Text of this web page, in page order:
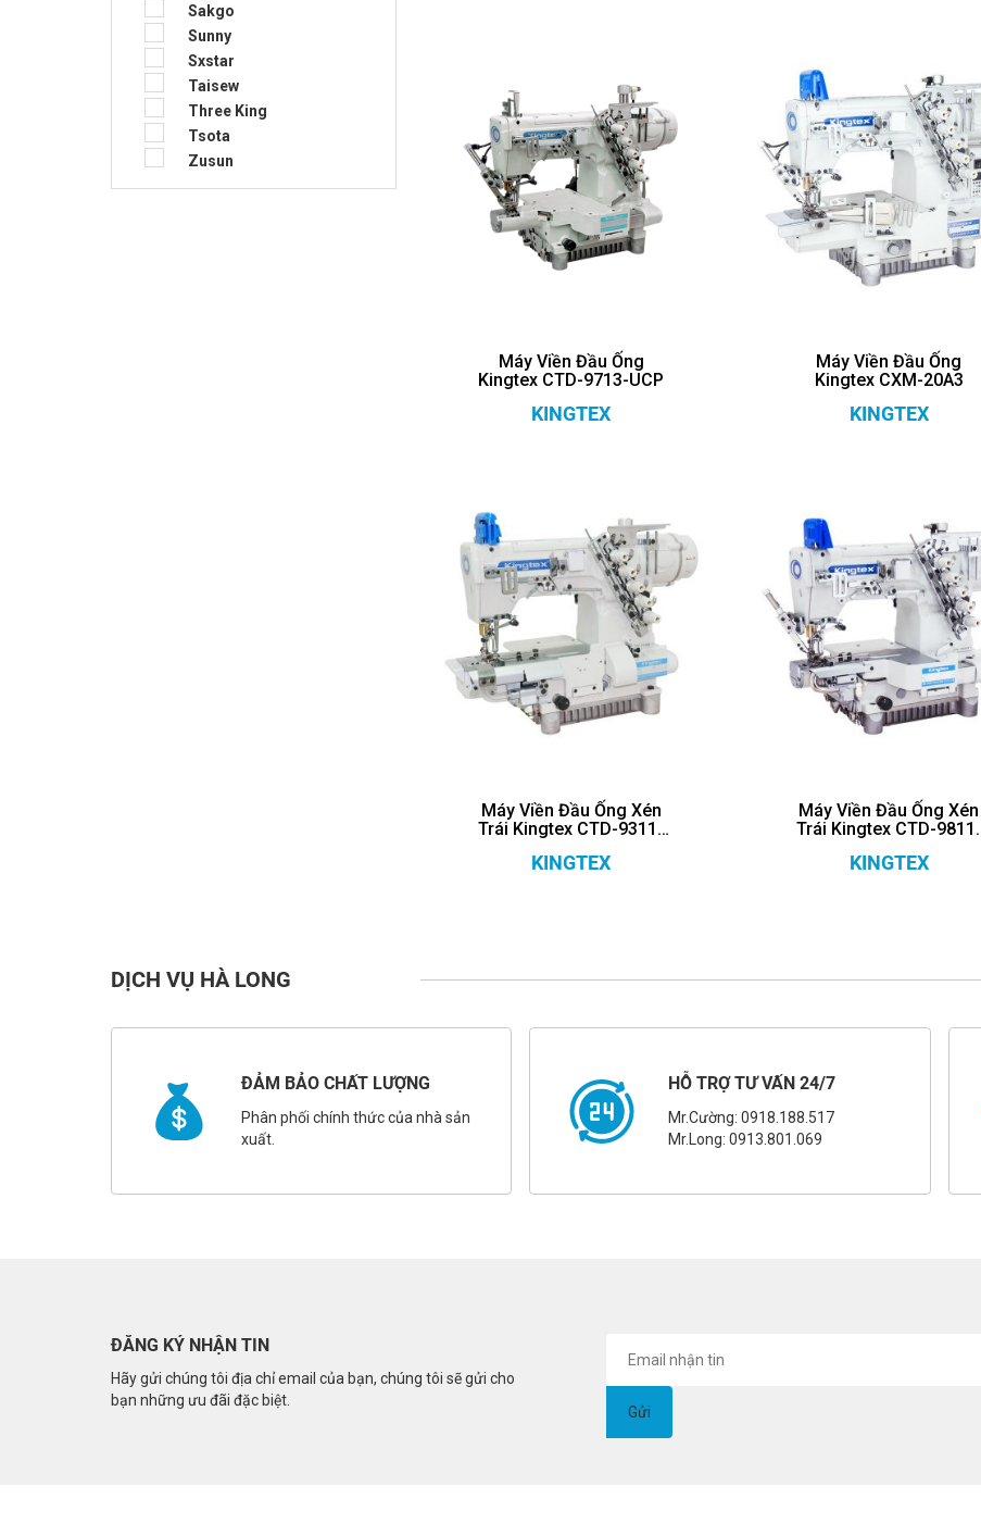
Sakgo
Sunny
Sxstar
Taisew
Three King
Tsota
Zusun
Máy Viền Đầu Ống
Kingtex CTD-9713-UCP
KINGTEX
Máy Viền Đầu Ống
Kingtex CXM-20A3
KINGTEX
Máy Viền Đầu Ống Xén
Trái Kingtex CTD-9311-
KINGTEX
Máy Viền Đầu Ống Xén
Trái Kingtex CTD-9811-
KINGTEX
DỊCH VỤ HÀ LONG
ĐẢM BẢO CHẤT LƯỢNG
Phân phối chính thức của nhà sản
xuất.
HỖ TRỢ TƯ VẤN 24/7
Mr.Cường: 0918.188.517
Mr.Long: 0913.801.069
ĐĂNG KÝ NHẬN TIN
Hãy gửi chúng tôi địa chỉ email của bạn, chúng tôi sẽ gửi cho
bạn những ưu đãi đặc biệt.